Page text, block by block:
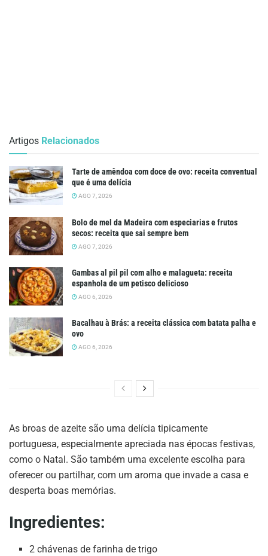
Artigos Relacionados
Tarte de amêndoa com doce de ovo: receita conventual
que é uma delícia
AGO 7, 2026
Bolo de mel da Madeira com especiarias e frutos
secos: receita que sai sempre bem
AGO 7, 2026
Gambas al pil pil com alho e malagueta: receita
espanhola de um petisco delicioso
AGO 6, 2026
Bacalhau à Brás: a receita clássica com batata palha e
ovo
AGO 6, 2026
As broas de azeite são uma delícia tipicamente
portuguesa, especialmente apreciada nas épocas festivas,
como o Natal. São também uma excelente escolha para
oferecer ou partilhar, com um aroma que invade a casa e
desperta boas memórias.
Ingredientes:
2 chávenas de farinha de trigo